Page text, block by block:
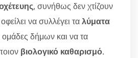
, συνήθως δεν χτίζουν
να συλλέγει ταλύματα
δήμων και να τα
βιολογικό καθαρισμό.